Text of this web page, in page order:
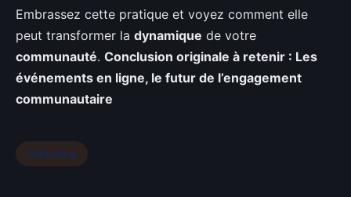
Embrassez cette pratique et voyez comment elle
peut transformer la dynamique de votre
communauté. Conclusion originale à retenir : Les
événements en ligne, le futur de l’engagement
communautaire
Marketing